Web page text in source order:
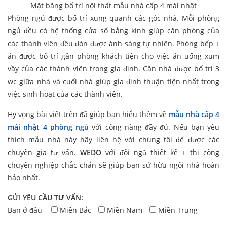
Mặt bằng bố trí nội thất mẫu nhà cấp 4 mái nhật
Phòng ngủ được bố trí xung quanh các góc nhà. Mỗi phòng
ngủ đều có hệ thống cửa sổ bằng kính giúp căn phòng của
các thành viên đều đón được ánh sáng tự nhiên. Phòng bếp +
ăn được bố trí gần phòng khách tiện cho việc ăn uống xum
vầy của các thành viên trong gia đình. Căn nhà được bố trí 3
wc giữa nhà và cuối nhà giúp gia đình thuận tiện nhất trong
việc sinh hoạt của các thành viên.
Hy vọng bài viết trên đã giúp bạn hiểu thêm về mẫu nhà cấp 4
mái nhật 4 phòng ngủ với công năng đầy đủ. Nếu bạn yêu
thích mẫu nhà này hãy liên hệ với chúng tôi để được các
chuyên gia tư vấn. WEDO với đội ngũ thiết kế + thi công
chuyên nghiệp chắc chắn sẽ giúp bạn sử hữu ngôi nhà hoàn
hảo nhất.
GỬI YÊU CẦU TƯ VẤN:
Bạn ở đâu
Miền Bắc Miền Nam Miền Trung